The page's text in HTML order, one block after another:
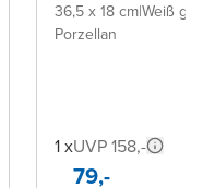
36,5 x 18 cm|Weiß
Porzellan
1 xUVP 158,-
79,-